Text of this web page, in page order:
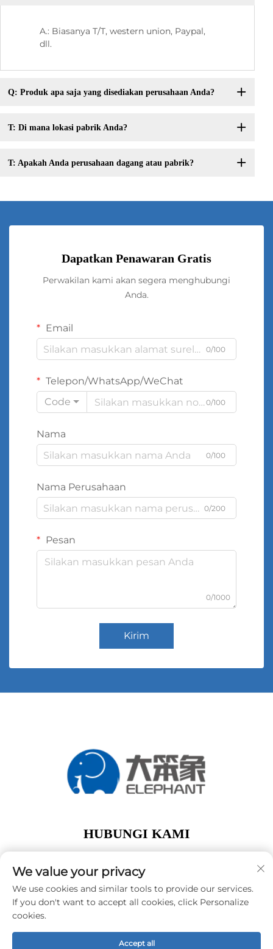
A.: Biasanya T/T, western union, Paypal,
dll.
Q: Produk apa saja yang disediakan perusahaan Anda?
T: Di mana lokasi pabrik Anda?
T: Apakah Anda perusahaan dagang atau pabrik?
Dapatkan Penawaran Gratis
Perwakilan kami akan segera menghubungi
Anda.
Email
0/100
Telepon/WhatsApp/WeChat
Code
0/100
Nama
0/100
Nama Perusahaan
0/200
Pesan
0/1000
Kirim
HUBUNGI KAMI
Jalan Dalong Guangzhou Guangdong Tiongkok
Telp:+86-15119752340
E-Mail:[email protected]
We value your privacy
We use cookies and similar tools to provide our services.
If you don't want to accept all cookies, click Personalize
cookies.
Accept all